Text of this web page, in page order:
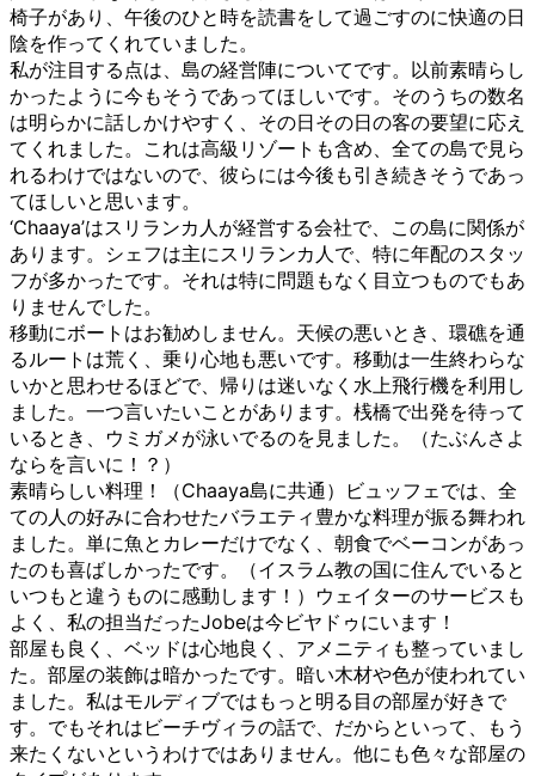
椅子があり、午後のひと時を読書をして過ごすのに快適の日
陰を作ってくれていました。
私が注目する点は、島の経営陣についてです。以前素晴らし
かったように今もそうであってほしいです。そのうちの数名
は明らかに話しかけやすく、その日その日の客の要望に応え
てくれました。これは高級リゾートも含め、全ての島で見ら
れるわけではないので、彼らには今後も引き続きそうであっ
てほしいと思います。
‘Chaaya’はスリランカ人が経営する会社で、この島に関係が
あります。シェフは主にスリランカ人で、特に年配のスタッ
フが多かったです。それは特に問題もなく目立つものでもあ
りませんでした。
移動にボートはお勧めしません。天候の悪いとき、環礁を通
るルートは荒く、乗り心地も悪いです。移動は一生終わらな
いかと思わせるほどで、帰りは迷いなく水上飛行機を利用し
ました。一つ言いたいことがあります。桟橋で出発を待って
いるとき、ウミガメが泳いでるのを見ました。（たぶんさよ
ならを言いに！？）
素晴らしい料理！（Chaaya島に共通）ビュッフェでは、全
ての人の好みに合わせたバラエティ豊かな料理が振る舞われ
ました。単に魚とカレーだけでなく、朝食でベーコンがあっ
たのも喜ばしかったです。（イスラム教の国に住んでいると
いつもと違うものに感動します！）ウェイターのサービスも
よく、私の担当だったJobeは今ビヤドゥにいます！
部屋も良く、ベッドは心地良く、アメニティも整っていまし
た。部屋の装飾は暗かったです。暗い木材や色が使われてい
ました。私はモルディブではもっと明る目の部屋が好きで
す。でもそれはビーチヴィラの話で、だからといって、もう
来たくないというわけではありません。他にも色々な部屋の